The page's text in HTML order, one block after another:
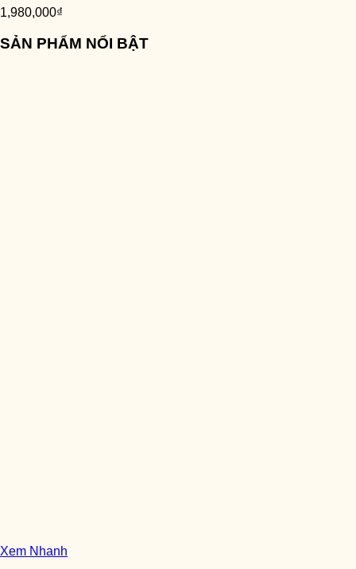
1,980,000₫
SẢN PHẨM NỔI BẬT
Xem Nhanh